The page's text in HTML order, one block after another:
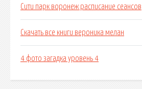
Сити парк воронеж расписание сеансов
Скачать все книги вероника мелан
4 фото загадка уровень 4